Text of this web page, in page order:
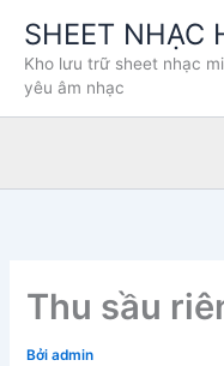
dung
SHEET NHẠC
Kho lưu trữ sheet nhạc
yêu âm nhạc
Thu sầu
Bởiadmin